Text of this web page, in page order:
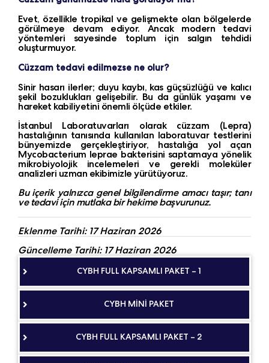
Evet, özellikle tropikal ve gelişmekte olan bölgelerde
görülmeye devam ediyor. Ancak modern tedavi
yöntemleri sayesinde toplum için salgın tehdidi
oluşturmuyor.
Cüzzam tedavi edilmezse ne olur?
Sinir hasarı ilerler; duyu kaybı, kas güçsüzlüğü ve kalıcı
şekil bozuklukları gelişebilir. Bu da günlük yaşamı ve
hareket kabiliyetini önemli ölçüde etkiler.
İstanbul Laboratuvarları olarak cüzzam (Lepra)
hastalığının tanısında kullanılan laboratuvar testlerini
bünyemizde gerçekleştiriyor, hastalığa yol açan
Mycobacterium leprae bakterisini saptamaya yönelik
mikrobiyolojik incelemeleri ve gerekli moleküler
analizleri uzman ekibimizle yürütüyoruz.
Bu içerik yalnızca genel bilgilendirme amacı taşır; tanı
ve tedavi için mutlaka bir hekime başvurunuz.
Eklenme Tarihi: 17 Haziran 2026
Güncelleme Tarihi: 17 Haziran 2026
CYBH FULL KAPSAMLI PAKET – 1
CYBH MİNİ PAKET
CYBH FULL KAPSAMLI PAKET – 2